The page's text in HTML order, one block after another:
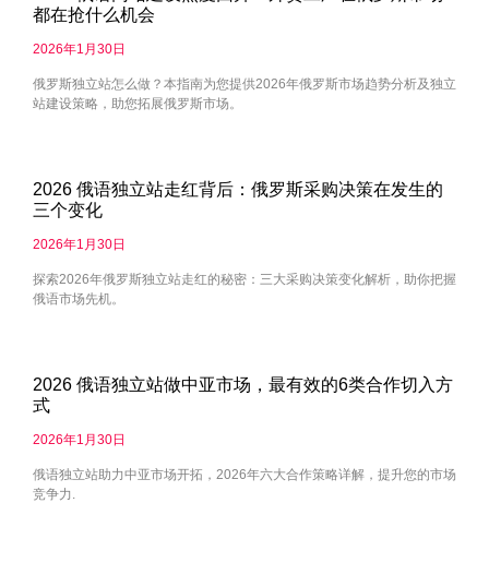
都在抢什么机会
2026年1月30日
俄罗斯独立站怎么做？本指南为您提供2026年俄罗斯市场趋势分析及独立
站建设策略，助您拓展俄罗斯市场。
2026 俄语独立站走红背后：俄罗斯采购决策在发生的
三个变化
2026年1月30日
探索2026年俄罗斯独立站走红的秘密：三大采购决策变化解析，助你把握
俄语市场先机。
2026 俄语独立站做中亚市场，最有效的6类合作切入方
式
2026年1月30日
俄语独立站助力中亚市场开拓，2026年六大合作策略详解，提升您的市场
竞争力.